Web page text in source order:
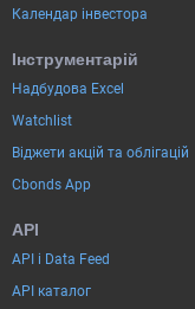
Календар інвестора
Інструментарій
Надбудова Excel
Watchlist
Віджети акцій та облігацій
Cbonds App
API
API і Data Feed
API каталог